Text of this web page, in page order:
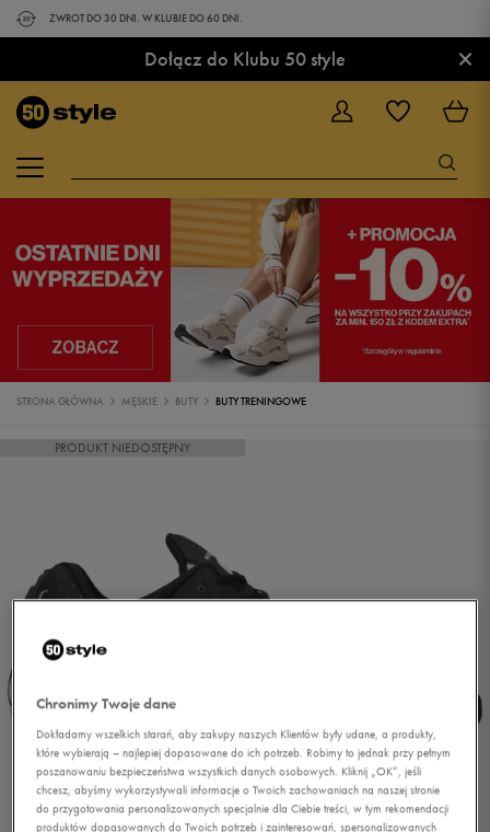
ZWROT DO 30 DNI. W KLUBIE DO 60 DNI.
Dołącz do Klubu 50 style ×
STRONA GŁÓWNA MĘSKIE BUTY BUTY TRENINGOWE
PRODUKT NIEDOSTĘPNY
Chronimy Twoje dane
Dokładamy wszelkich starań, aby zakupy naszych Klientów były udane, a produkty,
które wybierają – najlepiej dopasowane do ich potrzeb. Robimy to jednak przy pełnym
poszanowaniu bezpieczeństwa wszystkich danych osobowych. Kliknij „OK”, jeśli
chcesz, abyśmy wykorzystywali informacje o Twoich zachowaniach na naszej stronie
do przygotowania personalizowanych specjalnie dla Ciebie treści, w tym rekomendacji
produktów dopasowanych do Twoich potrzeb i zainteresowań, spersonalizowanych